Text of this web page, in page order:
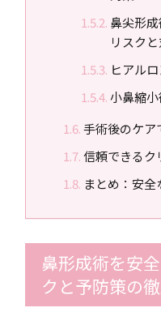
鼻尖形
リスク
ヒアル
小鼻縮
手術後のケア
信頼できるク
まとめ：安
鼻形成術を安
クと予防策の